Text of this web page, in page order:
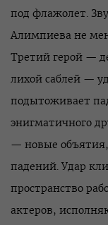
под флажолет.
Алимпиева не
Третий герой —
лихой саблей —
подытоживает
энигматичного
— новые
падений. Удар
пространство
актеров,